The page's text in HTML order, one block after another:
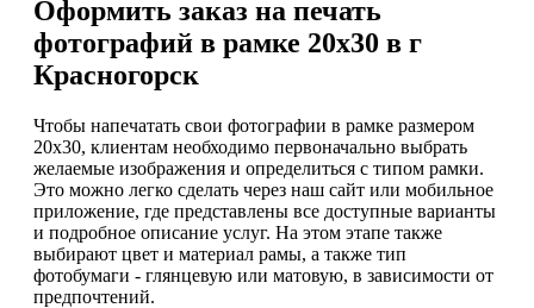
Оформить заказ на печать
фотографий в рамке 20х30 в г
Красногорск
Чтобы напечатать свои фотографии в рамке размером
20х30, клиентам необходимо первоначально выбрать
желаемые изображения и определиться с типом рамки.
Это можно легко сделать через наш сайт или мобильное
приложение, где представлены все доступные варианты
и подробное описание услуг. На этом этапе также
выбирают цвет и материал рамы, а также тип
фотобумаги - глянцевую или матовую, в зависимости от
предпочтений.